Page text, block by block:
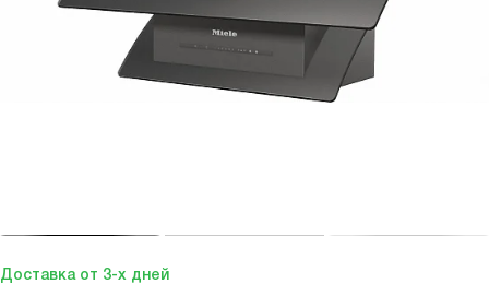
Доставка от 3-х дней